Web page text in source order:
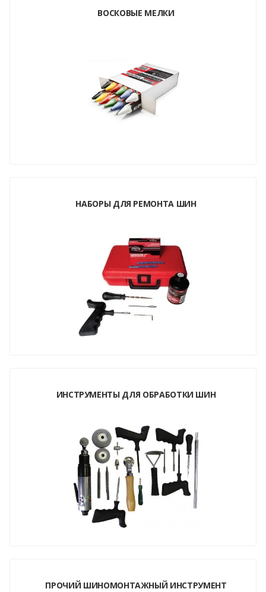
ВОСКОВЫЕ МЕЛКИ
НАБОРЫ ДЛЯ РЕМОНТА ШИН
ИНСТРУМЕНТЫ ДЛЯ ОБРАБОТКИ ШИН
ПРОЧИЙ ШИНОМОНТАЖНЫЙ ИНСТРУМЕНТ